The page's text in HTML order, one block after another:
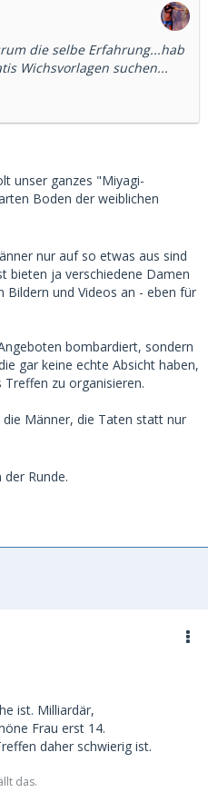
die selbe Erfahrung...hab
Wichsvorlagen suchen...
unser ganzes "Miyagi-
Boden der weiblichen
nur auf so etwas aus sind
bieten ja verschiedene Damen
Bildern und Videos an - eben für
bombardiert, sondern
gar keine echte Absicht haben,
zu organisieren.
Männer, die Taten statt nur
Runde.
ist. Milliardär,
Frau erst 14.
daher schwierig ist.
das.